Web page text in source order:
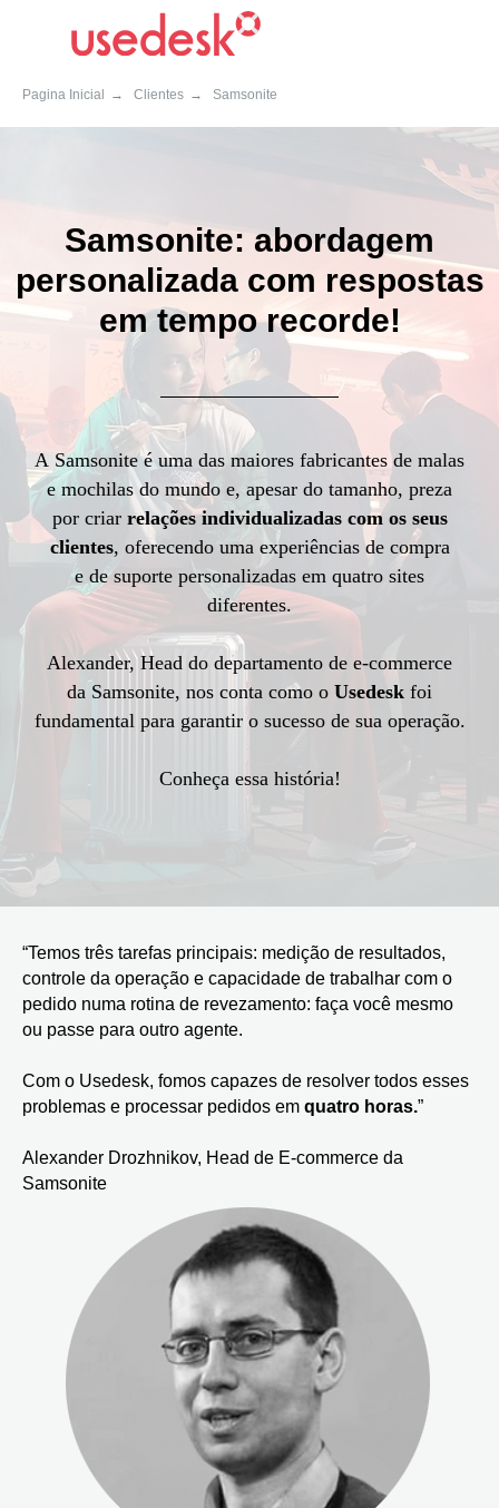
Pagina Inicial → Clientes → Samsonite
Samsonite: abordagem
personalizada com respostas
em tempo recorde!
A Samsonite é uma das maiores fabricantes de malas
e mochilas do mundo e, apesar do tamanho, preza
por criar relações individualizadas com os seus
clientes, oferecendo uma experiências de compra
e de suporte personalizadas em quatro sites
diferentes.
Alexander, Head do departamento de e-commerce
da Samsonite, nos conta como o Usedesk foi
fundamental para garantir o sucesso de sua operação.
Conheça essa história!
“Temos três tarefas principais: medição de resultados,
controle da operação e capacidade de trabalhar com o
pedido numa rotina de revezamento: faça você mesmo
ou passe para outro agente.
Com o Usedesk, fomos capazes de resolver todos esses
problemas e processar pedidos em quatro horas.”
Alexander Drozhnikov, Head de E-commerce da
Samsonite